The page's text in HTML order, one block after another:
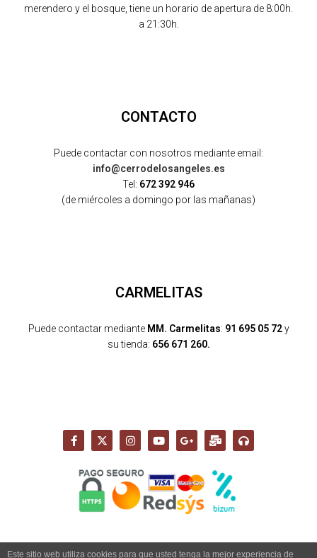
merendero y el bosque, tiene un horario de apertura de 8:00h.
a 21:30h.
CONTACTO
Puede contactar con nosotros mediante email:
info@cerrodelosangeles.es
Tel: 672 392 946
(de miércoles a domingo por las mañanas)
CARMELITAS
Puede contactar medianteMM. Carmelitas: 91 695 05 72y
su tienda: 656 671 260.
Este sitio web utiliza cookies para que usted tenga la mejor experiencia de